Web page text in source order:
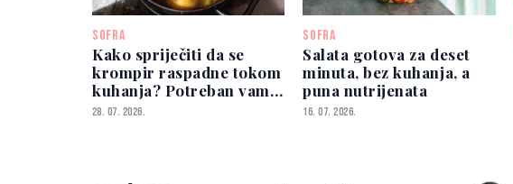
SOFRA
Kako spriječiti da se
krompir raspadne tokom
kuhanja? Potreban vam
je samo jedan sastojak
28. 07. 2026.
SOFRA
Salata gotova za deset
minuta, bez kuhanja, a
puna nutrijenata
16. 07. 2026.